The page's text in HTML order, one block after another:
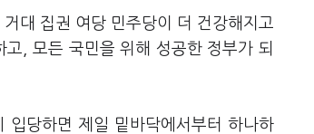
대 집권 여당 민주당이 더 건강해지고
, 모든 국민을 위해 성공한 정부가 되
당하면 제일 밑바닥에서부터 하나하